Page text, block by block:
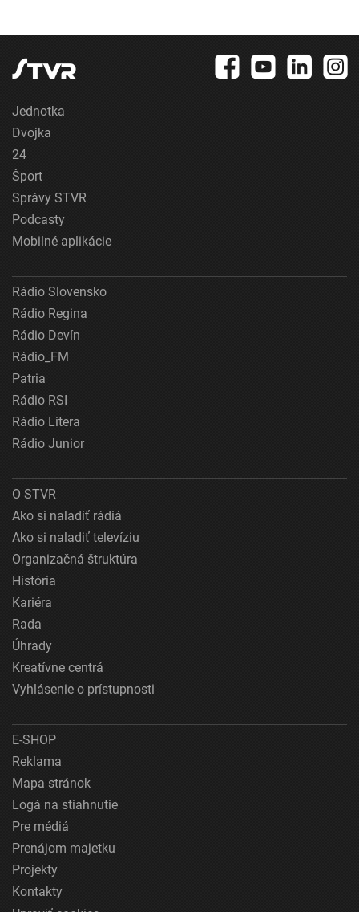
Jednotka
Dvojka
24
Šport
Správy STVR
Podcasty
Mobilné aplikácie
Rádio Slovensko
Rádio Regina
Rádio Devín
Rádio_FM
Patria
Rádio RSI
Rádio Litera
Rádio Junior
O STVR
Ako si naladiť rádiá
Ako si naladiť televíziu
Organizačná štruktúra
História
Kariéra
Rada
Úhrady
Kreatívne centrá
Vyhlásenie o prístupnosti
E-SHOP
Reklama
Mapa stránok
Logá na stiahnutie
Pre médiá
Prenájom majetku
Projekty
Kontakty